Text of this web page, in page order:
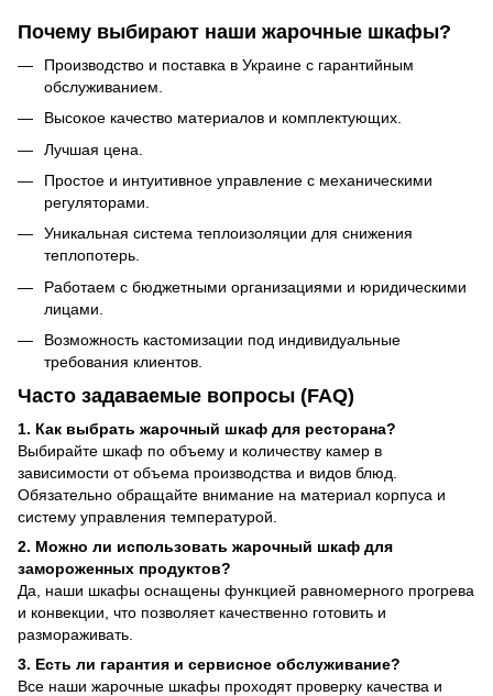
Почему выбирают наши жарочные шкафы?
Производство и поставка в Украине с гарантийным
обслуживанием.
Высокое качество материалов и комплектующих.
Лучшая цена.
Простое и интуитивное управление с механическими
регуляторами.
Уникальная система теплоизоляции для снижения
теплопотерь.
Работаем с бюджетными организациями и юридическими
лицами.
Возможность кастомизации под индивидуальные
требования клиентов.
Часто задаваемые вопросы (FAQ)
1. Как выбрать жарочный шкаф для ресторана?
Выбирайте шкаф по объему и количеству камер в
зависимости от объема производства и видов блюд.
Обязательно обращайте внимание на материал корпуса и
систему управления температурой.
2. Можно ли использовать жарочный шкаф для
замороженных продуктов?
Да, наши шкафы оснащены функцией равномерного прогрева
и конвекции, что позволяет качественно готовить и
размораживать.
3. Есть ли гарантия и сервисное обслуживание?
Все наши жарочные шкафы проходят проверку качества и